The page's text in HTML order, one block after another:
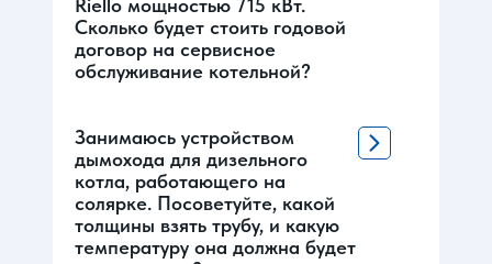
Riello мощностью 715 кВт.
Сколько будет стоить годовой
договор на сервисное
обслуживание котельной?
Занимаюсь устройством
дымохода для дизельного
котла, работающего на
солярке. Посоветуйте, какой
толщины взять трубу, и какую
температуру она должна будет